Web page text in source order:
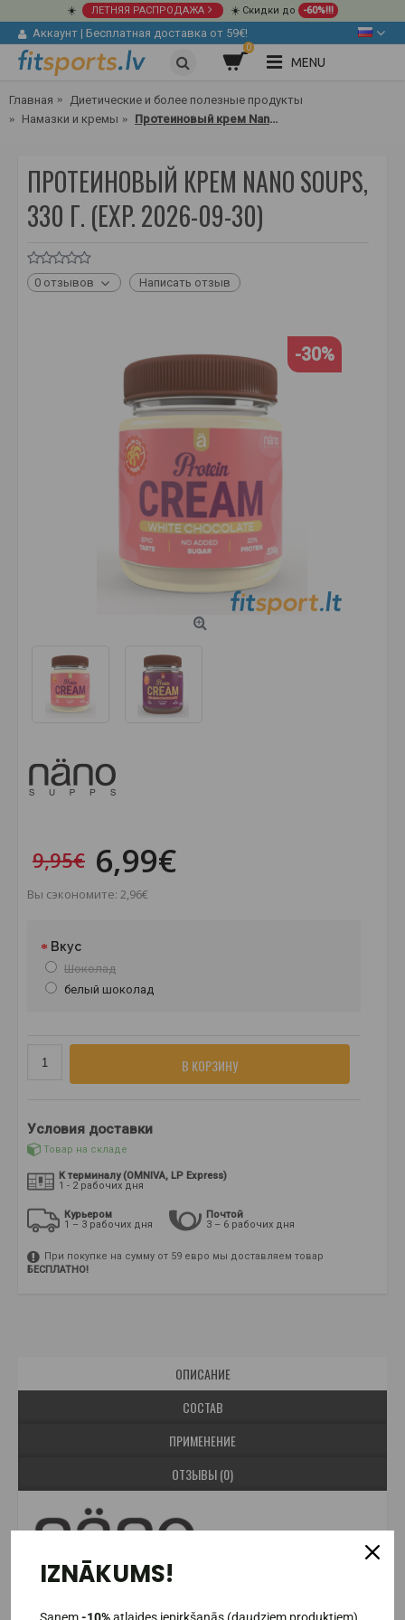
☀️ ЛЕТНЯЯ РАСПРОДАЖА ☀️ Скидки до -60%!!!
Аккаунт | Бесплатная доставка от 59€!
0
MENU
Главная
Диетические и более полезные продукты
Намазки и кремы
Протеиновый крем Nano Soups, 330 г.
ПРОТЕИНОВЫЙ КРЕМ NANO SOUPS,
330 Г. (EXP. 2026-09-30)
0 отзывов Написать отзыв
-30%
9,95€ 6,99€
Вы сэкономите: 2,96€
Вкус
Шоколад
белый шоколад
В КОРЗИНУ
Условия доставки
Товар на складе
К терминалу (OMNIVA, LP Express)
1 - 2 рабочих дня
Курьером
1 – 3 рабочих дня
Почтой
3 – 6 рабочих дня
При покупке на сумму от 59 евро мы доставляем товар
БЕСПЛАТНО!
ОПИСАНИЕ
СОСТАВ
ПРИМЕНЕНИЕ
ОТЗЫВЫ (0)
Готовы вывести ваши перекусы на совершенно новый
IZNĀKUMS!